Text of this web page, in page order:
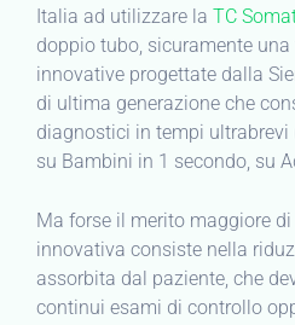
Italia ad utilizzare la TC
doppio tubo, sicuramente
innovative progettate dalla
di ultima generazione che
diagnostici in tempi ultrabrevi
su Bambini in 1 secondo, su
Ma forse il merito maggiore
innovativa consiste nella
assorbita dal paziente, che
continui esami di controllo